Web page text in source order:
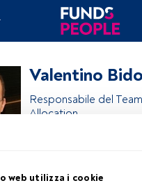
web utilizza i cookie
Valentino
Responsabile del
Allocation